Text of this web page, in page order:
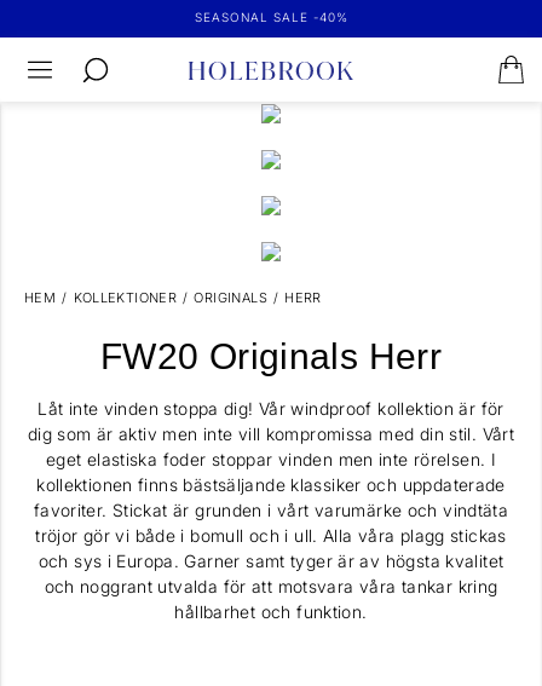
SEASONAL SALE -40%PEDER FULLZIP
MÅNS WP
HEM / KOLLEKTIONER / ORIGINALS / HERR
FW20 Originals Herr
Låt inte vinden stoppa dig! Vår windproof kollektion är för
dig som är aktiv men inte vill kompromissa med din stil. Vårt
eget elastiska foder stoppar vinden men inte rörelsen. I
kollektionen finns bästsäljande klassiker och uppdaterade
favoriter. Stickat är grunden i vårt varumärke och vindtäta
tröjor gör vi både i bomull och i ull. Alla våra plagg stickas
och sys i Europa. Garner samt tyger är av högsta kvalitet
och noggrant utvalda för att motsvara våra tankar kring
hållbarhet och funktion.